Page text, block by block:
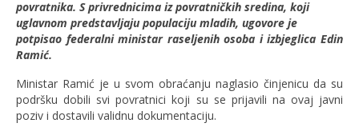
povratnika. S privrednicima iz povratničkih sredina, koji
uglavnom predstavljaju populaciju mladih, ugovore je
potpisao federalni ministar raseljenih osoba i izbjeglica Edin
Ramić.
Ministar Ramić je u svom obraćanju naglasio činjenicu da su
podršku dobili svi povratnici koji su se prijavili na ovaj javni
poziv i dostavili validnu dokumentaciju.